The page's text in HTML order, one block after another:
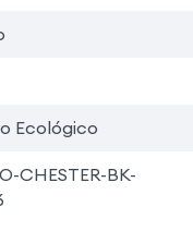
Ecológico
CHESTER-BK-